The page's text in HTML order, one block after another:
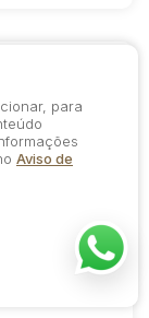
para
Aviso de